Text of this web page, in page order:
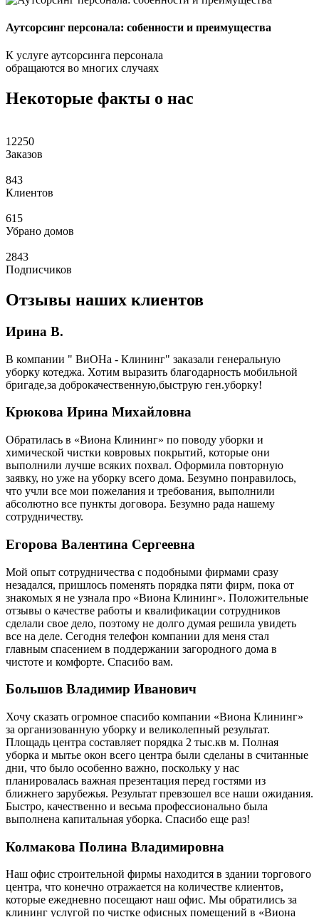
Аутсорсинг персонала: собенности и преимущества
К услуге аутсорсинга персонала
обращаются во многих случаях
Некоторые факты о нас
12250
Заказов
843
Клиентов
615
Убрано домов
2843
Подписчиков
Отзывы наших клиентов
Ирина В.
В компании " ВиОНа - Клининг" заказали генеральную
уборку котеджа. Хотим выразить благодарность мобильной
бригаде,за доброкачественную,быструю ген.уборку!
Крюкова Ирина Михайловна
Обратилась в «Виона Клининг» по поводу уборки и
химической чистки ковровых покрытий, которые они
выполнили лучше всяких похвал. Оформила повторную
заявку, но уже на уборку всего дома. Безумно понравилось,
что учли все мои пожелания и требования, выполнили
абсолютно все пункты договора. Безумно рада нашему
сотрудничеству.
Егорова Валентина Сергеевна
Мой опыт сотрудничества с подобными фирмами сразу
незадался, пришлось поменять порядка пяти фирм, пока от
знакомых я не узнала про «Виона Клининг». Положительные
отзывы о качестве работы и квалификации сотрудников
сделали свое дело, поэтому не долго думая решила увидеть
все на деле. Сегодня телефон компании для меня стал
главным спасением в поддержании загородного дома в
чистоте и комфорте. Спасибо вам.
Большов Владимир Иванович
Хочу сказать огромное спасибо компании «Виона Клининг»
за организованную уборку и великолепный результат.
Площадь центра составляет порядка 2 тыс.кв м. Полная
уборка и мытье окон всего центра были сделаны в считанные
дни, что было особенно важно, поскольку у нас
планировалась важная презентация перед гостями из
ближнего зарубежья. Результат превзошел все наши ожидания.
Быстро, качественно и весьма профессионально была
выполнена капитальная уборка. Спасибо еще раз!
Колмакова Полина Владимировна
Наш офис строительной фирмы находится в здании торгового
центра, что конечно отражается на количестве клиентов,
которые ежедневно посещают наш офис. Мы обратились за
клининг услугой по чистке офисных помещений в «Виона